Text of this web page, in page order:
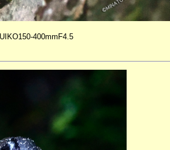
400mmF4.5